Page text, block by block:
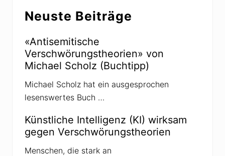
ö
r
n
g
s
t
h
o
r
e
i
k
e
w
Neuste Beiträge
«Antisemitische
Verschwörungstheorien» von
Michael Scholz (Buchtipp)
Michael Scholz hat ein ausgesprochen
lesenswertes Buch …
Künstliche Intelligenz (KI) wirksam
gegen Verschwörungstheorien
Menschen, die stark an